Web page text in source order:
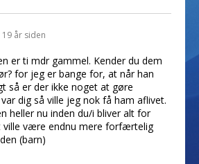
år siden
er ti mdr gammel. Kender du dem
for jeg er bange for, at når han
så er der ikke noget at gøre
dig så ville jeg nok få ham aflivet.
heller nu inden du/i bliver alt for
ville være endnu mere forfærtelig
(barn)